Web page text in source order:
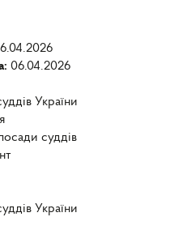
06.04.2026
України
суддів
України